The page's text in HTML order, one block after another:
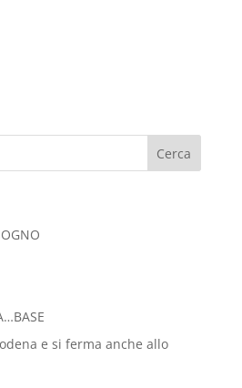
e si ferma anche allo